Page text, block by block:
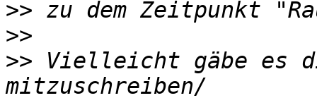
>>
>>
>> Vielleicht gäbe es